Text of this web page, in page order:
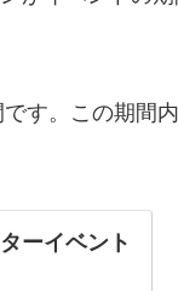
す。この期間
ーイベント